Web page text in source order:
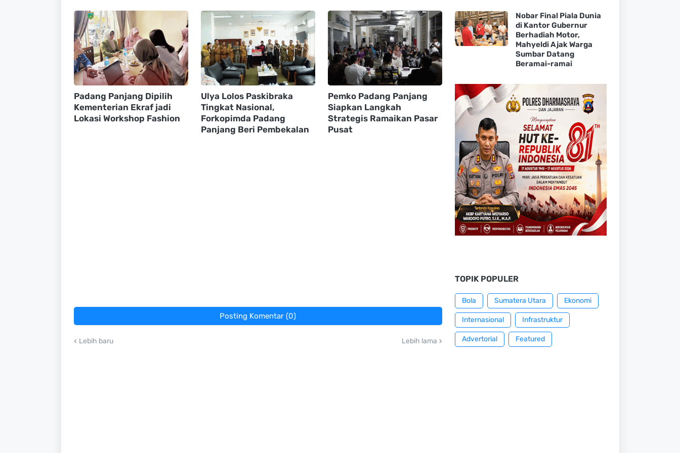
Padang Panjang Dipilih
Kementerian Ekraf jadi
Lokasi Workshop Fashion
Ulya Lolos Paskibraka
Tingkat Nasional,
Forkopimda Padang
Panjang Beri Pembekalan
Pemko Padang Panjang
Siapkan Langkah
Strategis Ramaikan Pasar
Pusat
Posting Komentar (0)
Lebih baru Lebih lama
Nobar Final Piala Dunia
di Kantor Gubernur
Berhadiah Motor,
Mahyeldi Ajak Warga
Sumbar Datang
Beramai-ramai
TOPIK POPULER
Bola Sumatera Utara Ekonomi
Internasional Infrastruktur
Advertorial Featured